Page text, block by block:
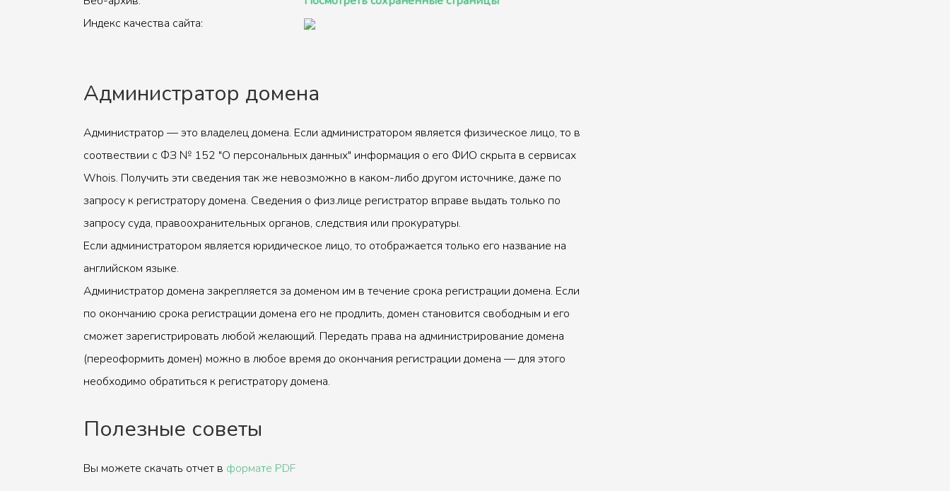
Индекс качества сайта:
Администратор домена
Администратор — это владелец домена. Если администратором является физическое лицо, то в
соотвествии с ФЗ № 152 "О персональных данных" информация о его ФИО скрыта в сервисах
Whois. Получить эти сведения так же невозможно в каком-либо другом источнике, даже по
запросу к регистратору домена. Сведения о физ.лице регистратор вправе выдать только по
запросу суда, правоохранительных органов, следствия или прокуратуры.
Если администратором является юридическое лицо, то отображается только его название на
английском языке.
Администратор домена закрепляется за доменом им в течение срока регистрации домена. Если
по окончанию срока регистрации домена его не продлить, домен становится свободным и его
сможет зарегистрировать любой желающий. Передать права на администрирование домена
(переоформить домен) можно в любое время до окончания регистрации домена — для этого
необходимо обратиться к регистратору домена.
Полезные советы
Вы можете скачать отчет в формате PDF